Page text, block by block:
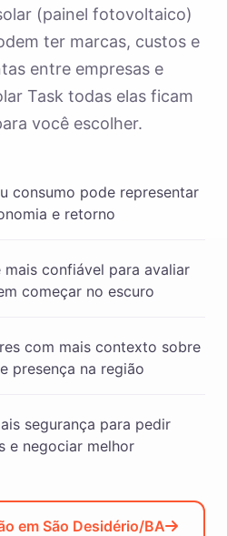
(painel fotovoltaico)
ter marcas, custos e
entre empresas e
Task todas elas ficam
você escolher.
consumo pode representar
e retorno
mais confiável para avaliar
começar no escuro
com mais contexto sobre
presença na região
segurança para pedir
e negociar melhor
em São Desidério/BA